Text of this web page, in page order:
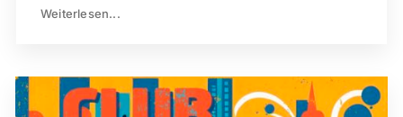
Weiterlesen...